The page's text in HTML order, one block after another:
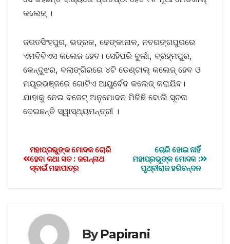
କଲେଜ୍ ।
ଜଗତସିଂହପୁର, ଭଦ୍ରକ, ଢେଙ୍କାନାଳ, ନବରଙ୍ଗପୁରରେ
ଏମବିବିଏସ କଲେଜ ହେବ। ସେହିପରି ବୁର୍ଲା, ବ୍ରହ୍ମପୁର,
କେନ୍ଦୁଝର, ବଲାଙ୍ଗିରରେ ୪ଟି ଡେଣ୍ଟାଲ୍ କଲେଜ୍ ହେବ ଓ
ମୟୂରଭଞ୍ଜରେ ଗୋଟିଏ ଆୟୁର୍ବେଦ କଲେଜ୍ କରାଯିବ।
ଯାହାକୁ ନେଇ ବଜେଟ୍ ଅନୁମୋଦନ ମିଳିଛି ବୋଲି ସୂଚନା
ଦେଇଛନ୍ତି ସ୍ୱାସ୍ଥ୍ୟମନ୍ତ୍ରୀ ।
ଚୋରି ହୋଇ ନାହିଁ
ମହାପ୍ରଭୁଙ୍କ ମୋଦକ :
ପୃଥ୍ବୀରାଜ ହରିଚନ୍ଦନ
ମହାପ୍ରଭୁଙ୍କ ମୋଦକ ଚୋରି
ହେବା କଥା ସତ : ଜଗନ୍ନାଥ
ସ୍ବାଇଁ ମହାପାତ୍ର
ByPapirani